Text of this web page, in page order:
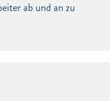
ab und an zu